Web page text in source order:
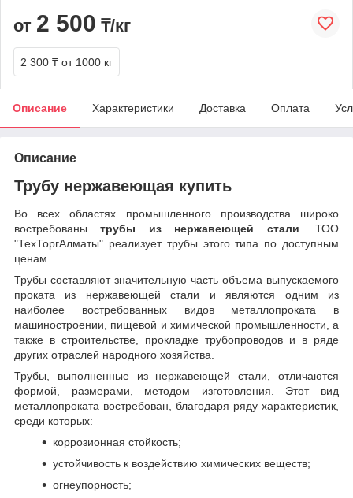
от 2 500 ₸/кг
2 300 ₸ от 1000 кг
Описание Характеристики Доставка Оплата
Описание
Трубу нержавеющая купить
Во всех областях промышленного производства широко
востребованытрубы из нержавеющей стали. ТОО
"ТехТоргАлматы" реализует трубы этого типа по доступным
ценам.
Трубы составляют значительную часть объема выпускаемого
проката из нержавеющей стали и являются одним из
наиболее востребованных видов металлопроката в
машиностроении, пищевой и химической промышленности, а
также в строительстве, прокладке трубопроводов и в ряде
других отраслей народного хозяйства.
Трубы, выполненные из нержавеющей стали, отличаются
формой, размерами, методом изготовления. Этот вид
металлопроката востребован, благодаря ряду характеристик,
среди которых:
коррозионная стойкость;
устойчивость к воздействию химических веществ;
огнеупорность;